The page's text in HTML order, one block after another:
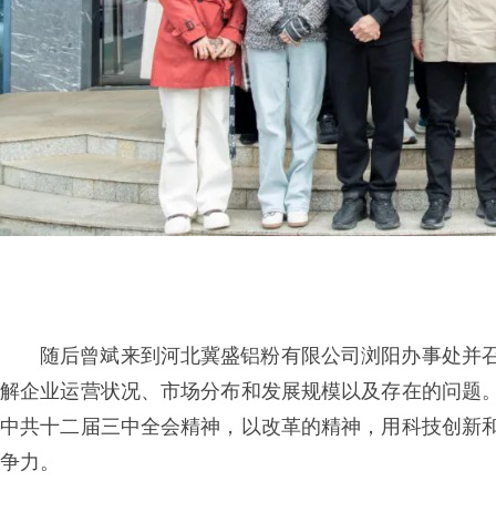
随后曾斌来到河北冀盛铝粉有限公司浏阳办事处
解企业运营状况、市场分布和发展规模以及存在的问
中共十二届三中全会精神，以改革的精神，用科技创
争力。